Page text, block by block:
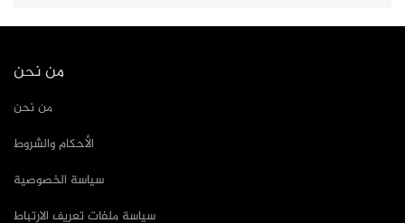
من نحن
من نحن
الأحكام والشروط
سياسة الخصوصية
سياسة ملفات تعريف الارتباط